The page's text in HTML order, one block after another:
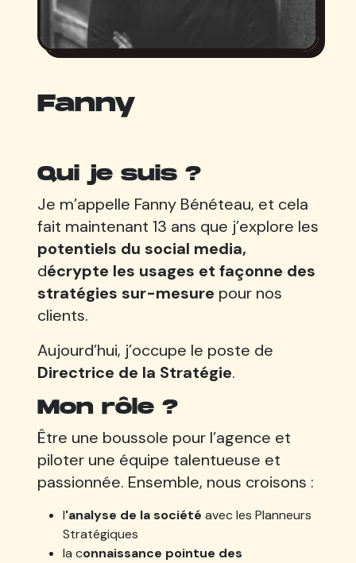
Fanny
Qui je suis ?
Je m’appelle Fanny Bénéteau, et cela
fait maintenant 13 ans que j’explore les
potentiels du social media,
décrypte les usages et façonne des
stratégies sur-mesure pour nos
clients.
Aujourd’hui, j’occupe le poste de
Directrice de la Stratégie.
Mon rôle ?
Être une boussole pour l’agence et
piloter une équipe talentueuse et
passionnée. Ensemble, nous croisons :
l'analyse de la société avec les Planneurs
Stratégiques
la connaissance pointue des